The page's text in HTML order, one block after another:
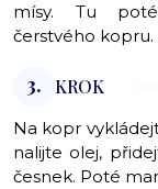
mísy. Tu
čerstvého kopru.
3. KROK
Na kopr
nalijte olej,
česnek. Poté